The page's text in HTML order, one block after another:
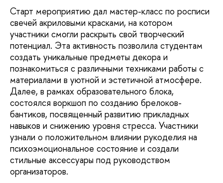
Старт мероприятию дал мастер-класс по росписи
свечей акриловыми красками, на котором
участники смогли раскрыть свой творческий
потенциал. Эта активность позволила студентам
создать уникальные предметы декора и
познакомиться с различными техниками работы с
материалами в уютной и эстетичной атмосфере.
Далее, в рамках образовательного блока,
состоялся воркшоп по созданию брелоков-
бантиков, посвященный развитию прикладных
навыков и снижению уровня стресса. Участники
узнали о положительном влиянии рукоделия на
психоэмоциональное состояние и создали
стильные аксессуары под руководством
организаторов.